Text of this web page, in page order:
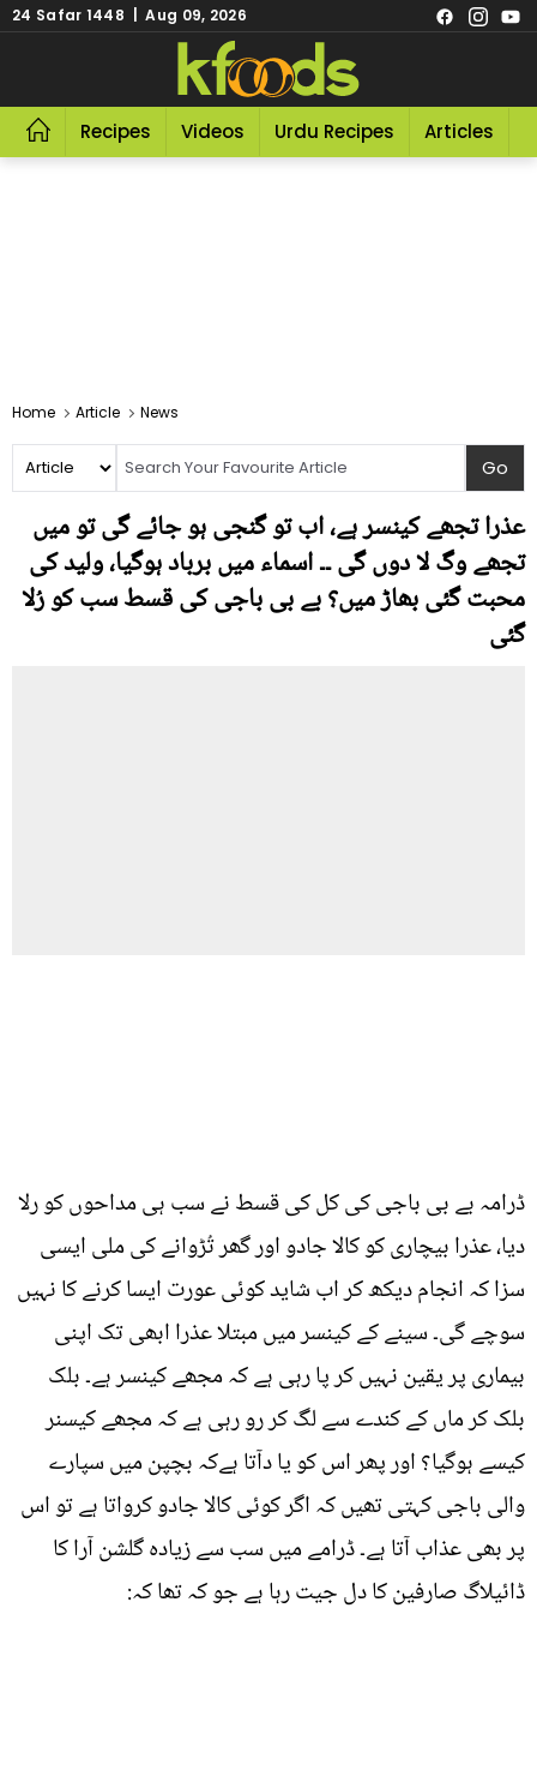
24 Safar 1448 | Aug 09, 2026
Recipes Videos Urdu Recipes Articles
Home Article News
عذرا تجھے کینسر ہے، اب تو گنجی ہو جائے گی تو میں
تجھے وگ لا دوں گی ۔۔ اسماء میں برباد ہوگیا، ولید کی
محبت گئی بھاڑ میں؟ بے بی باجی کی قسط سب کو رُلا
گئی
ڈرامہ بے بی باجی کی کل کی قسط نے سب ہی مداحوں کو رلا
دیا، عذرا بیچاری کو کالا جادو اور گھر تُڑوانے کی ملی ایسی
سزا کہ انجام دیکھ کر اب شاید کوئی عورت ایسا کرنے کا نہیں
سوچے گی۔ سینے کے کینسر میں مبتلا عذرا ابھی تک اپنی
بیماری پر یقین نہیں کر پا رہی ہے کہ مجھے کینسر ہے۔ بلک
بلک کر ماں کے کندے سے لگ کر رو رہی ہے کہ مجھے کیسنر
کیسے ہوگیا؟ اور پھر اس کو یا دآتا ہےکہ بچپن میں سپارے
والی باجی کہتی تھیں کہ اگر کوئی کالا جادو کرواتا ہے تو اس
پر بھی عذاب آتا ہے۔ ڈرامے میں سب سے زیادہ گلشن آرا کا
ڈائیلاگ صارفین کا دل جیت رہا ہے جو کہ تھا کہ: